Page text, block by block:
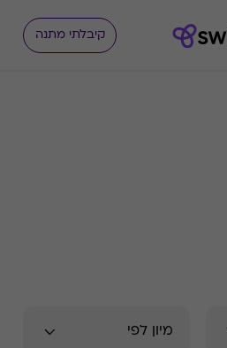
קיבלתי מתנה